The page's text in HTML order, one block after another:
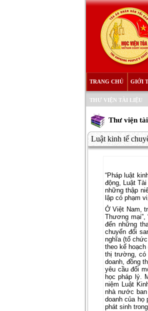
TRANG CHỦ GIỚI
THƯ VIỆN TÀI LIỆU
Thư viện
Luật kinh tế
“Pháp luật
động, Luật
những thập
lập có phạm
Ở Việt Nam,
Thương mại”,
đến những
chuyển đổi
nghĩa (tổ
theo kế
thị trường, có
doanh, đồng
yêu cầu đổi
học pháp lý.
niệm Luật
nhà nước
doanh của họ
phát sinh